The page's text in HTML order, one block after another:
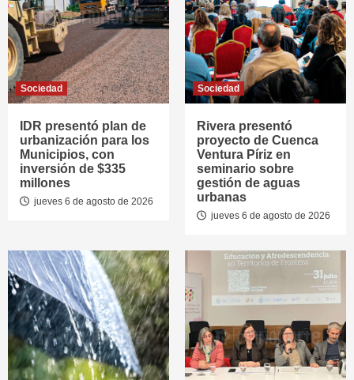
Sociedad
IDR presentó plan de
urbanización para los
Municipios, con
inversión de $335
millones
jueves 6 de agosto de 2026
Sociedad
Rivera presentó
proyecto de Cuenca
Ventura Píriz en
seminario sobre
gestión de aguas
urbanas
jueves 6 de agosto de 2026